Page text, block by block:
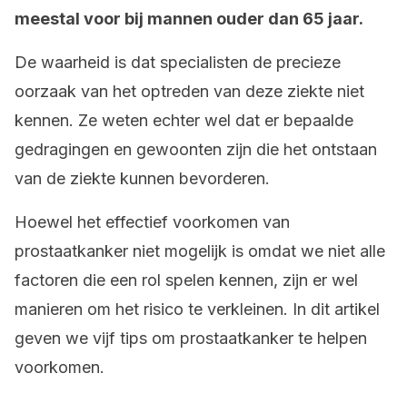
meestal voor bij mannen ouder dan 65 jaar.
De waarheid is dat specialisten de precieze
oorzaak van het optreden van deze ziekte niet
kennen. Ze weten echter wel dat er bepaalde
gedragingen en gewoonten zijn die het ontstaan
van de ziekte kunnen bevorderen.
Hoewel het effectief voorkomen van
prostaatkanker niet mogelijk is omdat we niet alle
factoren die een rol spelen kennen, zijn er wel
manieren om het risico te verkleinen. In dit artikel
geven we vijf tips om prostaatkanker te helpen
voorkomen.